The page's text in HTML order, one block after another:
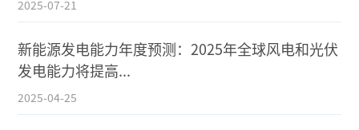
2025-07-21
新能源发电能力年度预测：2025年全球风电和光伏
发电能力将提高...
2025-04-25